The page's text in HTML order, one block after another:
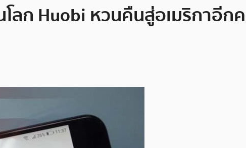
โลก Huobi หวนคืนสู่อเมริกาอี